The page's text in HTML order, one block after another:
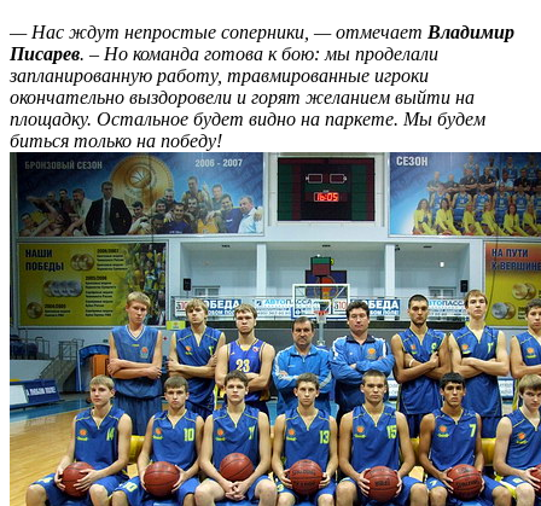
— Нас ждут непростые соперники, — отмечает Владимир
Писарев. – Но команда готова к бою: мы проделали
запланированную работу, травмированные игроки
окончательно выздоровели и горят желанием выйти на
площадку. Остальное будет видно на паркете. Мы будем
биться только на победу!